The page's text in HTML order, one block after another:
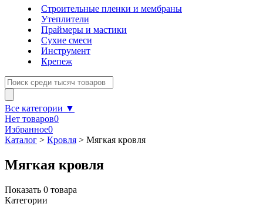
Строительные пленки и мембраны
Утеплители
Праймеры и мастики
Сухие смеси
Инструмент
Крепеж
Все категории ▼
Нет товаров0
Избранное0
Каталог > Кровля > Мягкая кровля
Мягкая кровля
Показать 0 товара
Категории